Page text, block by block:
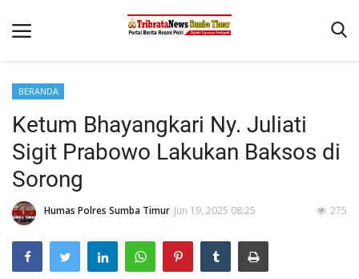
Beranda
Terms & Conditions
Reskrim
Binkam
Giat Ops
Polisi Kita
BERANDA
Ketum Bhayangkari Ny. Juliati
Sigit Prabowo Lakukan Baksos di
Sorong
Humas Polres Sumba Timur Jun 19, 2025 08:25 275